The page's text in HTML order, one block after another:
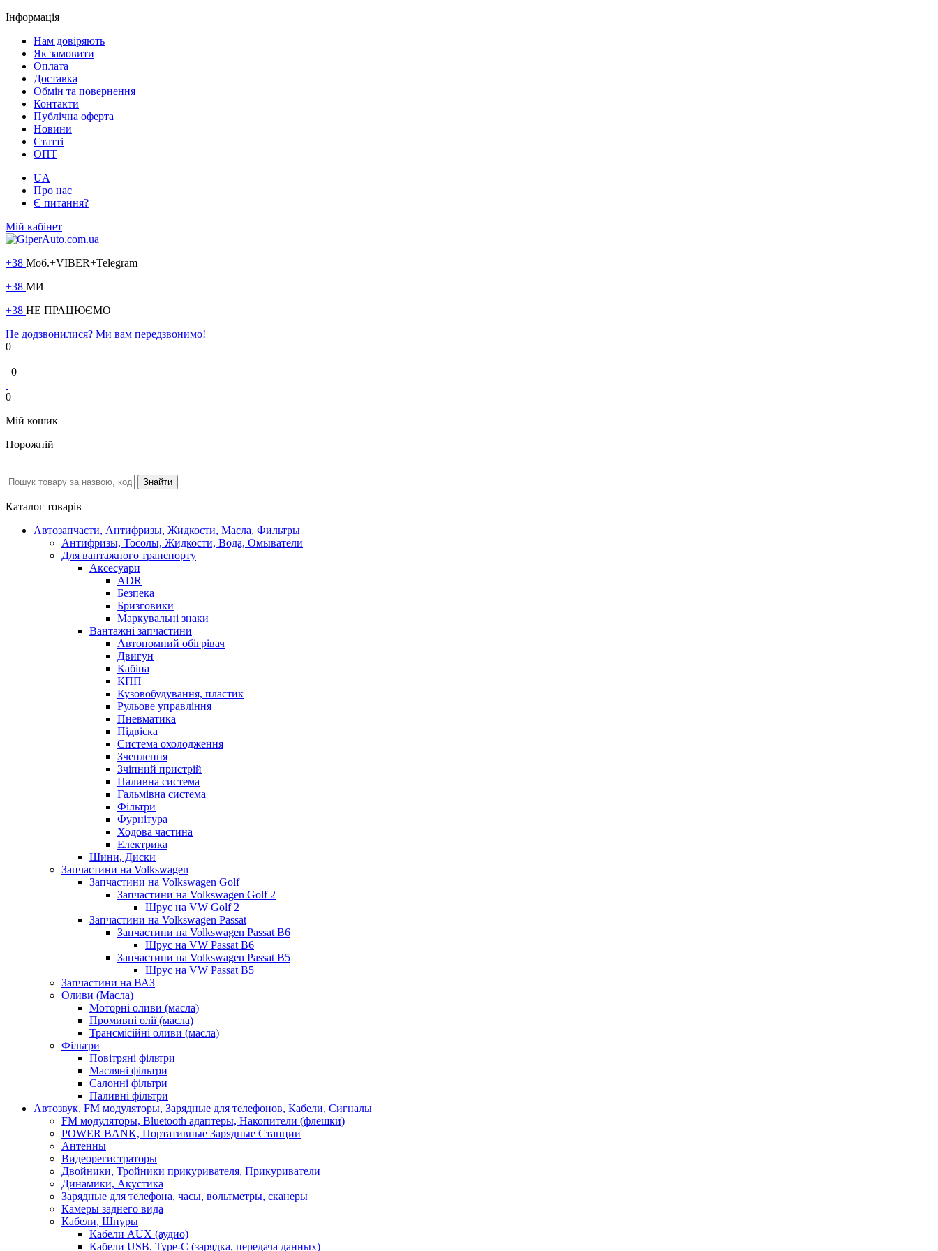
Інформація
Нам довіряють
Як замовити
Оплата
Доставка
Обмін та повернення
Контакти
Публічна оферта
Новини
Статті
ОПТ
UA
Про нас
Є питання?
Мій кабінет
+38 Моб.+VIBER+Telegram
+38 МИ
+38 НЕ ПРАЦЮЄМО
Не додзвонилися? Ми вам передзвонимо!
0
0
0
Мій кошик
Порожній
Каталог товарів
Автозапчасти, Антифризы, Жидкости, Масла, Фильтры
Антифризы, Тосолы, Жидкости, Вода, Омыватели
Для вантажного транспорту
Аксесуари
ADR
Безпека
Бризговики
Маркувальні знаки
Вантажні запчастини
Автономний обігрівач
Двигун
Кабіна
КПП
Кузовобудування, пластик
Рульове управління
Пневматика
Підвіска
Система охолодження
Зчеплення
Зчіпний пристрій
Паливна система
Гальмівна система
Фільтри
Фурнітура
Ходова частина
Електрика
Шини, Диски
Запчастини на Volkswagen
Запчастини на Volkswagen Golf
Запчастини на Volkswagen Golf 2
Шрус на VW Golf 2
Запчастини на Volkswagen Passat
Запчастини на Volkswagen Passat B6
Шрус на VW Passat B6
Запчастини на Volkswagen Passat B5
Шрус на VW Passat B5
Запчастини на ВАЗ
Оливи (Масла)
Моторні оливи (масла)
Промивні олії (масла)
Трансмісійні оливи (масла)
Фільтри
Повітряні фільтри
Масляні фільтри
Салонні фільтри
Паливні фільтри
Автозвук, FM модуляторы, Зарядные для телефонов, Кабели, Сигналы
FM модуляторы, Bluetooth адаптеры, Накопители (флешки)
POWER BANK, Портативные Зарядные Станции
Антенны
Видеорегистраторы
Двойники, Тройники прикуривателя, Прикуриватели
Динамики, Акустика
Зарядные для телефона, часы, вольтметры, сканеры
Камеры заднего вида
Кабели, Шнуры
Кабели AUX (аудио)
Кабели USB, Type-C (зарядка, передача данных)